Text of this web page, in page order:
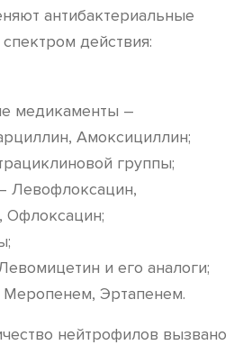
антибактериальные
действия:
медикаменты –
Амоксициллин;
группы;
Левофлоксацин,
Офлоксацин;
и его аналоги;
Эртапенем.
нейтрофилов вызвано